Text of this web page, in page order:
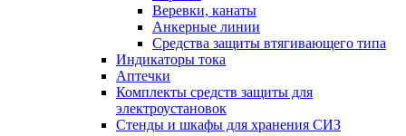
Веревки, канаты
Анкерные линии
Средства защиты втягивающего типа
Индикаторы тока
Аптечки
Комплекты средств защиты для
электроустановок
Стенды и шкафы для хранения СИЗ